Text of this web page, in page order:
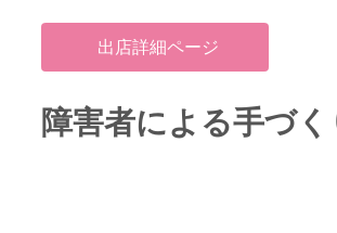
出店詳細ページ
障害者による手づく